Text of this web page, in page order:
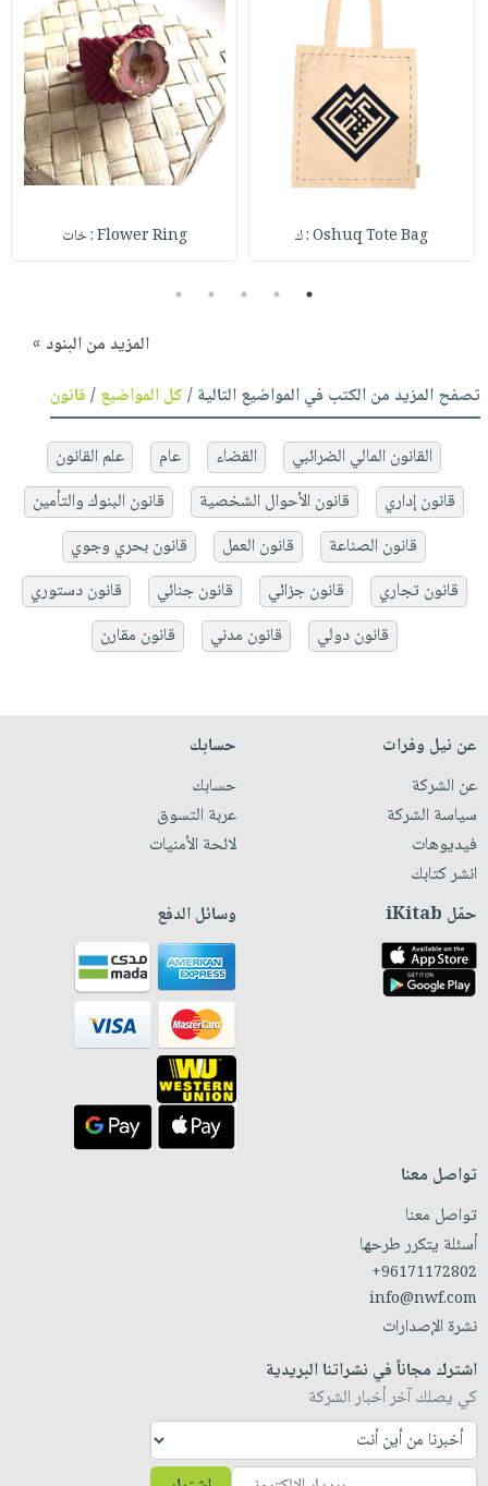
Oshuq Tote Bag : ك Flower Ring : خات
1
2
3
4
5
المزيد من البنود »
تصفح المزيد من الكتب في المواضيع التالية /كل المواضيع/قانون
القانون المالي الضرائبي القضاء عام
علم القانون
قانون إداري
قانون الأحوال الشخصية
قانون البنوك والتأمين
قانون الصناعة
قانون العمل
قانون بحري وجوي
قانون تجاري
قانون جزائي قانون جنائي
قانون دستوري
قانون دولي
قانون مدني قانون مقارن
عن نيل وفرات
عن الشركة
سياسة الشركة
فيديوهات
انشر كتابك
حسابك
حسابك
عربة التسوق
لائحة الأمنيات
حمّل iKitab وسائل الدفع
تواصل معنا
تواصل معنا
أسئلة يتكرر طرحها
+96171172802
info@nwf.com
نشرة الإصدارات
اشترك مجاناً في نشراتنا البريدية
كي يصلك آخر أخبار الشركة